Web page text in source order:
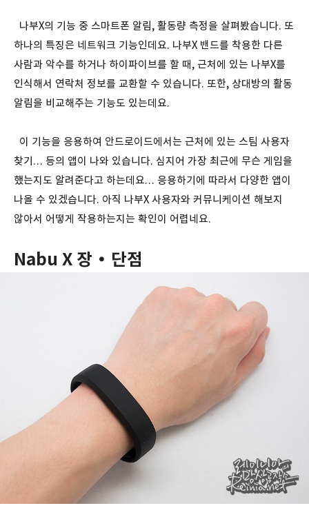
나부X의 기능 중 스마트폰 알림, 활동량 측정을 살펴봤습니다. 또
하나의 특징은 네트워크 기능인데요. 나부X 밴드를 착용한 다른
사람과 악수를 하거나 하이파이브를 할 때, 근처에 있는 나부X를
인식해서 연락처 정보를 교환할 수 있습니다. 또한, 상대방의 활동
알림을 비교해주는 기능도 있는데요.
이 기능을 응용하여 안드로이드에서는 근처에 있는 스팀 사용자
찾기… 등의 앱이 나와 있습니다. 심지어 가장 최근에 무슨 게임을
했는지도 알려준다고 하는데요… 응용하기에 따라서 다양한 앱이
나올 수 있겠습니다. 아직 나부X 사용자와 커뮤니케이션 해보지
않아서 어떻게 작용하는지는 확인이 어렵네요.
Nabu X 장・단점